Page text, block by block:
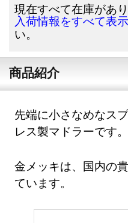
現在すべて在庫があり
入荷情報をすべて表示
い。
商品紹介
先端に小さなめなス
レス製マドラーです。
金メッキは、国内の
ています。